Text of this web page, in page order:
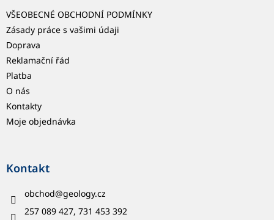
VŠEOBECNÉ OBCHODNÍ PODMÍNKY
Zásady práce s vašimi údaji
Doprava
Reklamační řád
Platba
O nás
Kontakty
Moje objednávka
Kontakt
obchod@geology.cz
257 089 427, 731 453 392